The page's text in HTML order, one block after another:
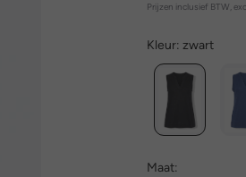
Prijzen inclusief BTW, excl.
Kleur: zwart
Maat: